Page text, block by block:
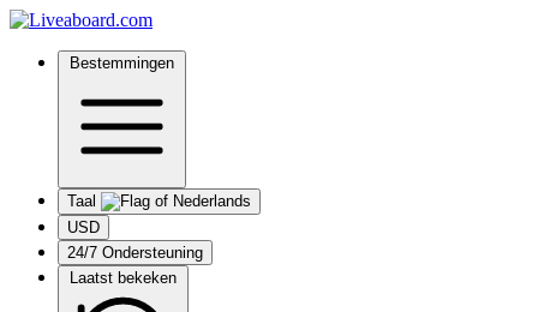
Bestemmingen
Taal
USD
24/7 Ondersteuning
Laatst bekeken